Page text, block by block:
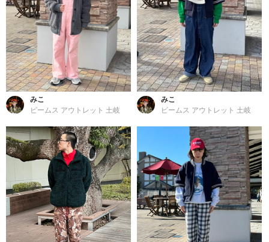
みこ
ビームス アウトレット 土岐
みこ
ビームス アウトレット 土岐